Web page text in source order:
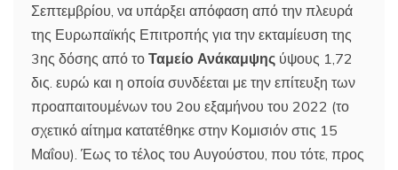
Σεπτεμβρίου, να υπάρξει απόφαση από την πλευρά
της Ευρωπαϊκής Επιτροπής για την εκταμίευση της
3ης δόσης από το Ταμείο Ανάκαμψης ύψους 1,72
δις. ευρώ και η οποία συνδέεται με την επίτευξη των
προαπαιτουμένων του 2ου εξαμήνου του 2022 (το
σχετικό αίτημα κατατέθηκε στην Κομισιόν στις 15
Μαΐου). Έως το τέλος του Αυγούστου, που τότε, προς